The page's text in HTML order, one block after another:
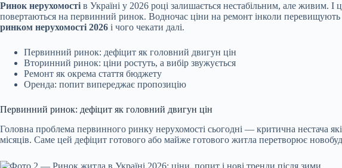
Ринок нерухомості в Україні у 2026 році залишається нестабільним, але живим. І
повертаються на первинний ринок. Водночас ціни на ремонт інколи перевищують
ринком нерухомості 2026 і чого чекати далі.
Первинний ринок: дефіцит як головний двигун цін
Вторинний ринок: ціни ростуть, а вибір звужується
Ремонт як окрема стаття бюджету
Оренда: попит випереджає пропозицію
Первинний ринок: дефіцит як головний двигун цін
Головна проблема первинного ринку нерухомості сьогодні — критична нестача
місяців. Саме цей дефіцит готового або майже готового житла перетворює